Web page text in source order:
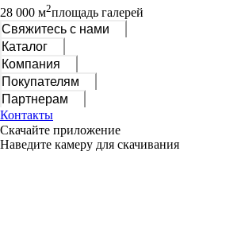
28 000 м2площадь галерей
Свяжитесь с нами
Каталог
Компания
Покупателям
Партнерам
Контакты
Скачайте приложение
Наведите камеру для скачивания